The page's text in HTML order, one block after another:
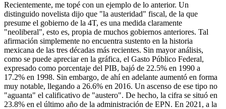
Recientemente, me topé con un ejemplo de lo anterior. Un
distinguido novelista dijo que "la austeridad" fiscal, de la que
presume el gobierno de la 4T, es una medida claramente
"neoliberal", esto es, propia de muchos gobiernos anteriores. Tal
afirmación simplemente no encuentra sustento en la historia
mexicana de las tres décadas más recientes. Sin mayor análisis,
como se puede apreciar en la gráfica, el Gasto Público Federal,
expresado como porcentaje del PIB, bajó de 22.5% en 1990 a
17.2% en 1998. Sin embargo, de ahí en adelante aumentó en forma
muy notable, llegando a 26.6% en 2016. Un ascenso de ese tipo no
"aguanta" el calificativo de "austero". De hecho, la cifra se situó en
23.8% en el último año de la administración de EPN. En 2021, a la